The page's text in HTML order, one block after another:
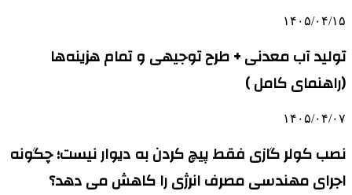
۱۴۰۵/۰۴/۱۵
تولید آب معدنی + طرح توجیهی و تمام هزینه‌ها
(راهنمای کامل )
۱۴۰۵/۰۴/۰۷
نصب کولر گازی فقط پیچ کردن به دیوار نیست؛ چگونه
اجرای مهندسی مصرف انرژی را کاهش می دهد؟